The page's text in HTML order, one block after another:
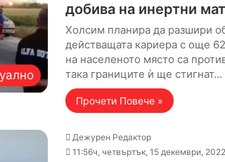
добива на инертни
Холсим планира да разшири
действащата кариера с още
на населеното място са
така границите ѝ ще стигнат…
Прочети Повече »
Дежурен Редактор
11:56ч, четвъртък, 15 декември, 2022